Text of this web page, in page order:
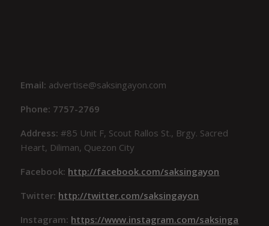
Email: advertise@saksingayon.com
Phone: 7757-2769
Address:#85 Unit F, Scout Rallos St., Brgy. Sacred
Heart, Diliman, Quezon City
Facebook: http://facebook.com/saksingayon
Twitter: http://twitter.com/saksingayon
Instagram: https://www.instagram.com/saksinga